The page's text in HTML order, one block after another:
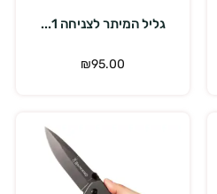
גליל המיתר לצניחה 1...
₪95.00